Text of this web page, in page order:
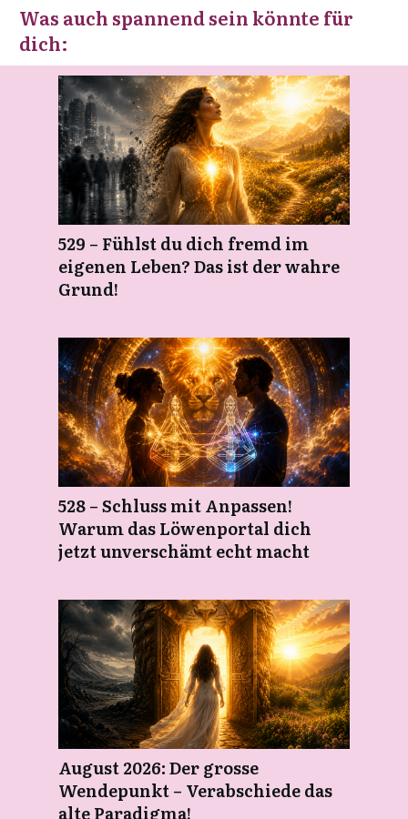
Was auch spannend sein könnte für
dich:
529 – Fühlst du dich fremd im
eigenen Leben? Das ist der wahre
Grund!
528 – Schluss mit Anpassen!
Warum das Löwenportal dich
jetzt unverschämt echt macht
August 2026: Der grosse
Wendepunkt – Verabschiede das
alte Paradigma!